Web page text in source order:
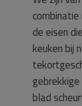
de eisen
keuken bij
blad